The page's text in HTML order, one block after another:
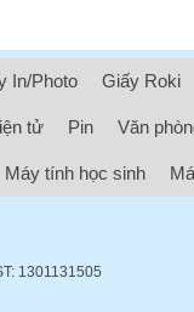
In/Photo Giấy Roki
tử Pin Văn
Máy tính học sinh
1301131505